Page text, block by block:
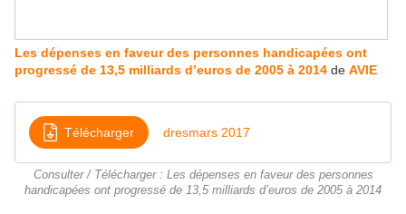
Les dépenses en faveur des personnes handicapées ont
progressé de 13,5 milliards d’euros de 2005 à 2014 de AVIE
Télécharger dresmars 2017
Consulter / Télécharger : Les dépenses en faveur des personnes
handicapées ont progressé de 13,5 milliards d’euros de 2005 à 2014